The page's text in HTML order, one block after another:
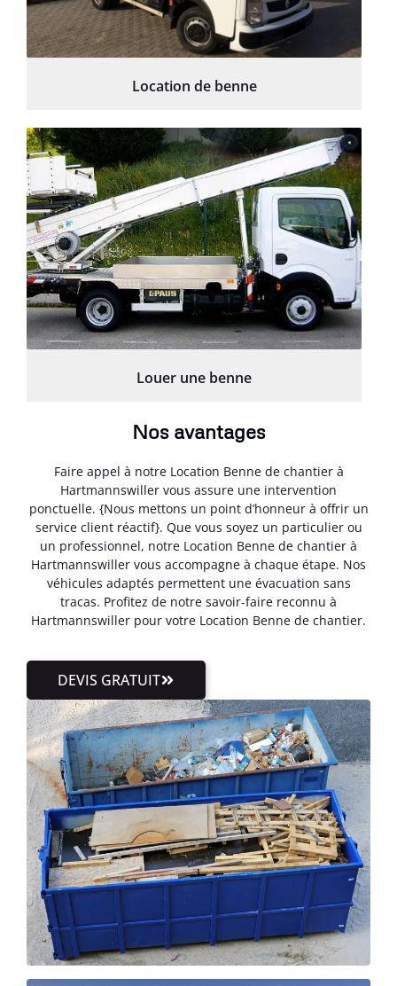
Location de benne
Louer une benne
Nos avantages
Faire appel à notre Location Benne de chantier à
Hartmannswiller vous assure une intervention
ponctuelle. {Nous mettons un point d’honneur à offrir un
service client réactif}. Que vous soyez un particulier ou
un professionnel, notre Location Benne de chantier à
Hartmannswiller vous accompagne à chaque étape. Nos
véhicules adaptés permettent une évacuation sans
tracas. Profitez de notre savoir-faire reconnu à
Hartmannswiller pour votre Location Benne de chantier.
DEVIS GRATUIT